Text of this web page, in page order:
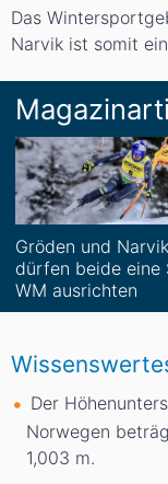
Das
Narvik ist somit
Gröden und Narvik
dürfen beide eine
WM ausrichten
Der
Norwegen
1,003 m.